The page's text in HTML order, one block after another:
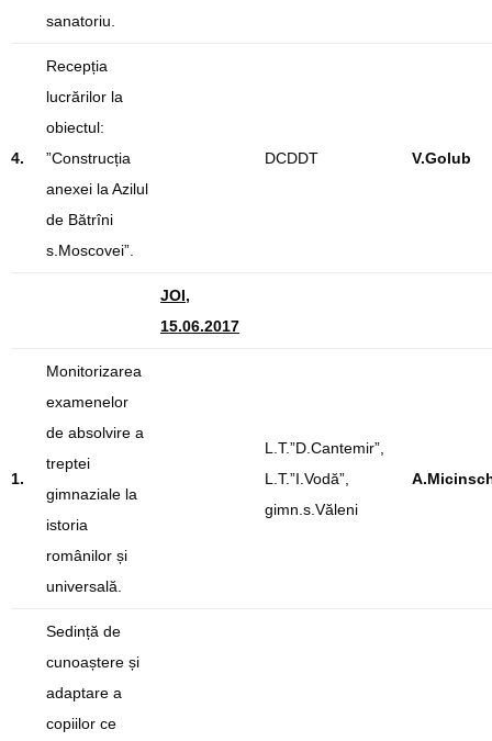
sanatoriu.
4.
Recepția
lucrărilor la
obiectul:
”Construcția
anexei la Azilul
de Bătrîni
s.Moscovei”.
DCDDT V.Golub
JOI,
15.06.2017
1.
Monitorizarea
examenelor
de absolvire a
treptei
gimnaziale la
istoria
românilor și
universală.
L.T.”D.Cantemir”,
L.T.”I.Vodă”,
gimn.s.Văleni
Sedință de
cunoaștere și
adaptare a
copiilor ce